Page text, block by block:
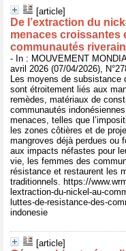
[article]
De l’extraction du
menaces croissantes
communautés
- In : MOUVEMENT
avril 2026 (07/04/2026),
Les moyens de subsistance
sont étroitement liés aux
remèdes, matériaux de
communautés
menaces, telles que
les zones côtières et de
mangroves déjà perdues ou
aux impacts néfastes pour
vie, les femmes des
résistance et restaurent les
traditionnels. https://
lextraction-du-nickel-au-
luttes-de-resistance-des-
indonesie
[article]